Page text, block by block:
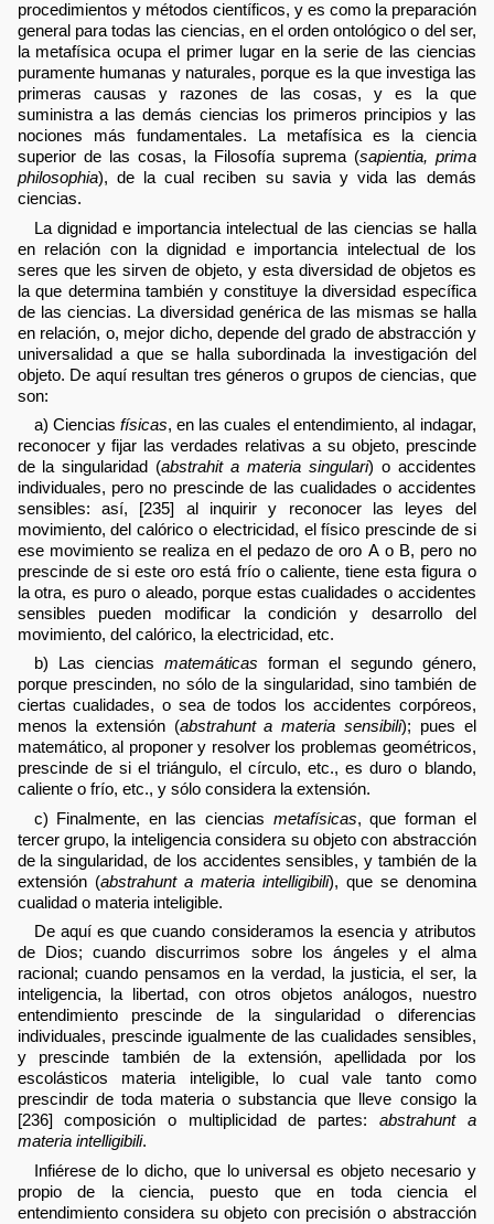
procedimientos y métodos científicos, y es como la preparación
general para todas las ciencias, en el orden ontológico o del ser,
la metafísica ocupa el primer lugar en la serie de las ciencias
puramente humanas y naturales, porque es la que investiga las
primeras causas y razones de las cosas, y es la que
suministra a las demás ciencias los primeros principios y las
nociones más fundamentales. La metafísica es la ciencia
superior de las cosas, la Filosofía suprema (sapientia, prima
philosophia), de la cual reciben su savia y vida las demás
ciencias.
La dignidad e importancia intelectual de las ciencias se halla
en relación con la dignidad e importancia intelectual de los
seres que les sirven de objeto, y esta diversidad de objetos es
la que determina también y constituye la diversidad específica
de las ciencias. La diversidad genérica de las mismas se halla
en relación, o, mejor dicho, depende del grado de abstracción y
universalidad a que se halla subordinada la investigación del
objeto. De aquí resultan tres géneros o grupos de ciencias, que
son:
a) Ciencias físicas, en las cuales el entendimiento, al indagar,
reconocer y fijar las verdades relativas a su objeto, prescinde
de la singularidad (abstrahit a materia singulari) o accidentes
individuales, pero no prescinde de las cualidades o accidentes
sensibles: así, [235] al inquirir y reconocer las leyes del
movimiento, del calórico o electricidad, el físico prescinde de si
ese movimiento se realiza en el pedazo de oro A o B, pero no
prescinde de si este oro está frío o caliente, tiene esta figura o
la otra, es puro o aleado, porque estas cualidades o accidentes
sensibles pueden modificar la condición y desarrollo del
movimiento, del calórico, la electricidad, etc.
b) Las ciencias matemáticas forman el segundo género,
porque prescinden, no sólo de la singularidad, sino también de
ciertas cualidades, o sea de todos los accidentes corpóreos,
menos la extensión (abstrahunt a materia sensibili); pues el
matemático, al proponer y resolver los problemas geométricos,
prescinde de si el triángulo, el círculo, etc., es duro o blando,
caliente o frío, etc., y sólo considera la extensión.
c) Finalmente, en las ciencias metafísicas, que forman el
tercer grupo, la inteligencia considera su objeto con abstracción
de la singularidad, de los accidentes sensibles, y también de la
extensión (abstrahunt a materia intelligibili), que se denomina
cualidad o materia inteligible.
De aquí es que cuando consideramos la esencia y atributos
de Dios; cuando discurrimos sobre los ángeles y el alma
racional; cuando pensamos en la verdad, la justicia, el ser, la
inteligencia, la libertad, con otros objetos análogos, nuestro
entendimiento prescinde de la singularidad o diferencias
individuales, prescinde igualmente de las cualidades sensibles,
y prescinde también de la extensión, apellidada por los
escolásticos materia inteligible, lo cual vale tanto como
prescindir de toda materia o substancia que lleve consigo la
[236] composición o multiplicidad de partes: abstrahunt a
materia intelligibili.
Infiérese de lo dicho, que lo universal es objeto necesario y
propio de la ciencia, puesto que en toda ciencia el
entendimiento considera su objeto con precisión o abstracción